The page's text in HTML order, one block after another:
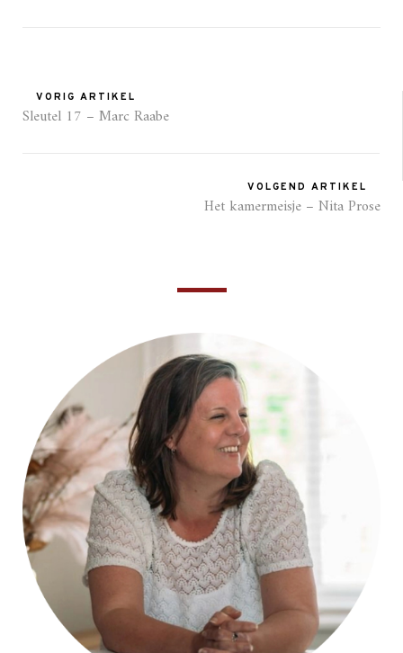
VORIG ARTIKEL
Sleutel 17 – Marc Raabe
VOLGEND ARTIKEL
Het kamermeisje – Nita Prose